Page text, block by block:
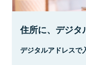
住所に、デジタ
デジタルアドレスで